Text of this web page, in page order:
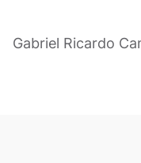
Gabriel Ricardo